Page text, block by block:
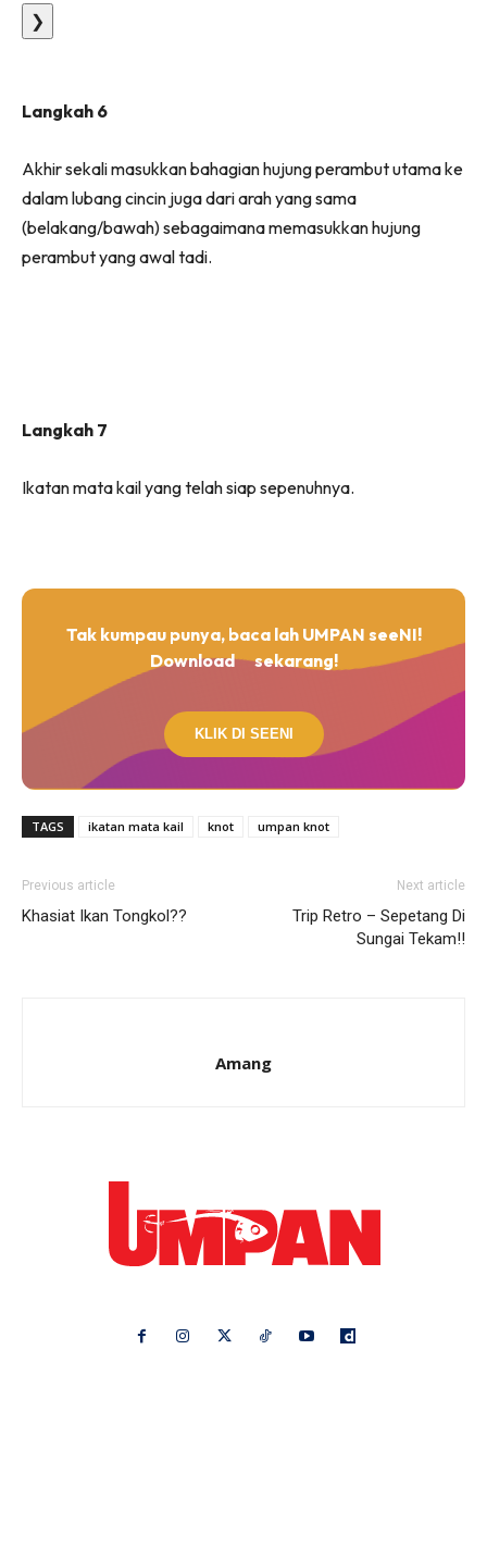
❯
Langkah 6
Akhir sekali masukkan bahagian hujung perambut utama ke
dalam lubang cincin juga dari arah yang sama
(belakang/bawah) sebagaimana memasukkan hujung
perambut yang awal tadi.
Langkah 7
Ikatan mata kail yang telah siap sepenuhnya.
Tak kumpau punya, baca lah UMPAN seeNI!
Download
sekarang!
KLIK DI SEENI
TAGS ikatan mata kail knot umpan knot
Previous article
Khasiat Ikan Tongkol??
Next article
Trip Retro – Sepetang Di
Sungai Tekam!!
Amang